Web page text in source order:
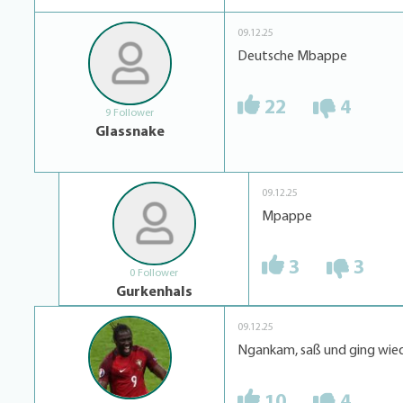
9 Follower
Glassnake
09.12.25
Deutsche Mbappe
22 4
0 Follower
Gurkenhals
09.12.25
Mpappe
3 3
09.12.25
Ngankam, saß und ging